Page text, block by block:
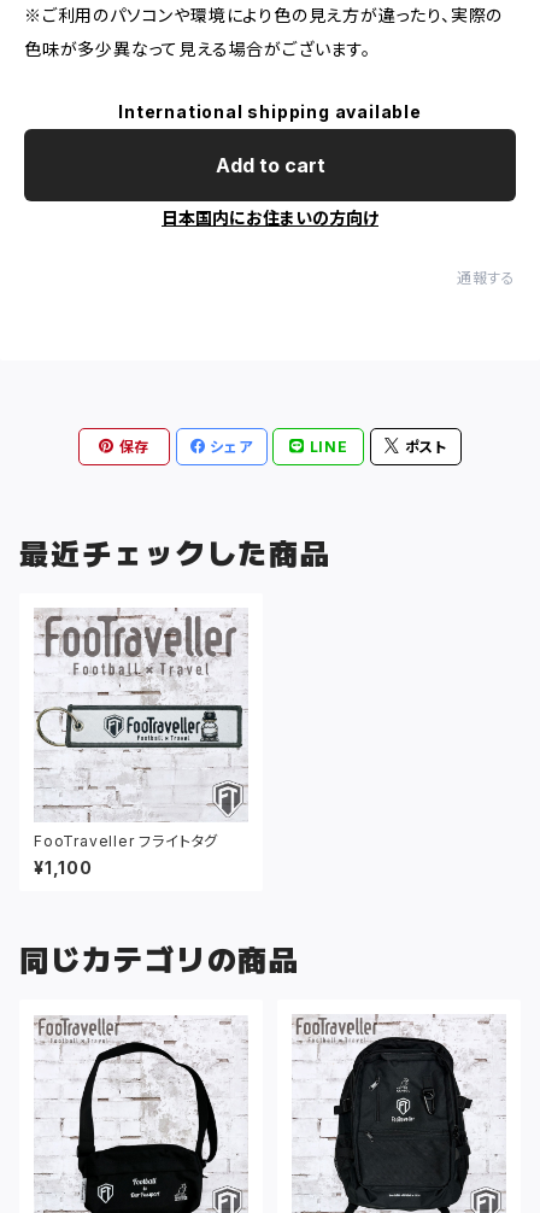
※ご利用のパソコンや環境により色の見え方が違ったり、実際の
色味が多少異なって見える場合がございます。
International shipping available
Add to cart
日本国内にお住まいの方向け
通報する
保存 シェア LINE ポスト
最近チェックした商品
FooTraveller フライトタグ
¥1,100
同じカテゴリの商品